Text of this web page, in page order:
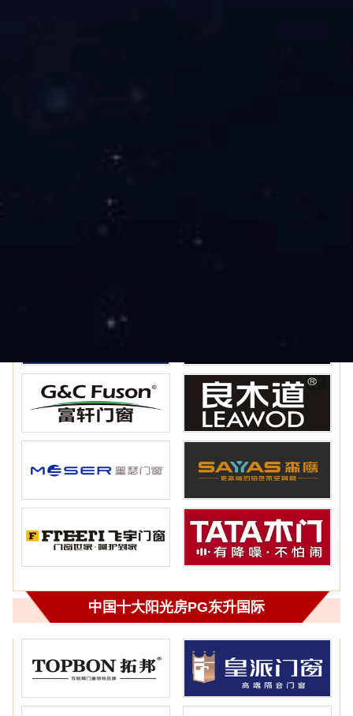
中国十大极简门PG东升国际
中国十大阳光房PG东升国际